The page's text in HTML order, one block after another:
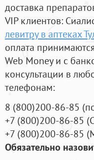
доставка
VIP клиентов:
левитру в аптеках
оплата
Web Money и с
консультации в
телефонам:
8 (800)200-86-85 (
+7 (800)200-86-85 (
+7 (800)200-86-85 (
Обязательно